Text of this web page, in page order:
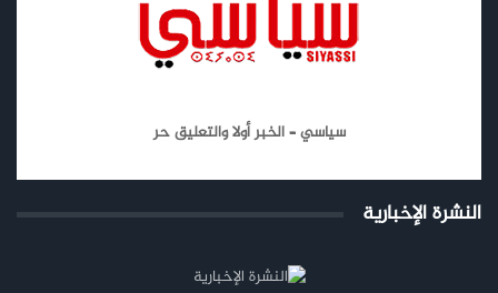
سياسي – الخبر أولا والتعليق حر
النشرة الإخبارية